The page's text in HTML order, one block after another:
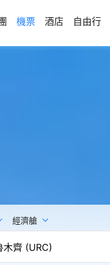
機票 酒店 自由行
經濟艙